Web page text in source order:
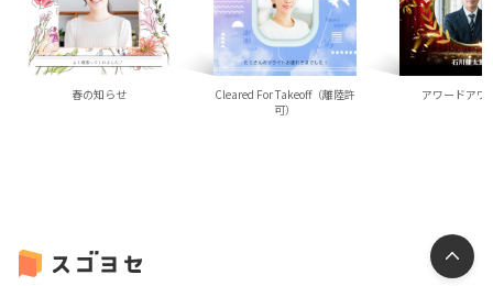
春の知らせ
Cleared For Takeoff（離陸許
可）
アワードアワ